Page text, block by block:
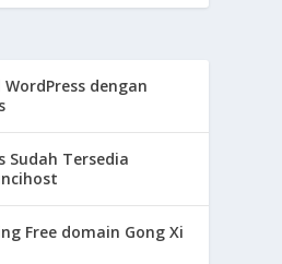
dengan
Sudah Tersedia
Free domain Gong Xi